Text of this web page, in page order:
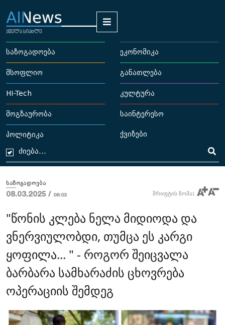
საზოგადოება ეკონომიკა
მსოფლიო განათლება
HI-Tech კულტურა
მოგზაურობა საინტერესო
პოლიტიკა ქვიზები
საზოგადოება
08.03.2025 / 06:03 შრიფტის ზომა:
"წონის კლება ნელა მიდიოდა და
ვნერვიულობდი, თუმცა ეს კარგი
ყოფილა... " - როგორ შეიცვალა
ბარბარა სამხარაძის ცხოვრება
ოპერაციის შემდეგ